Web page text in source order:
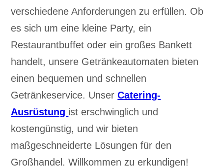
verschiedene Anforderungen zu erfüllen. Ob
es sich um eine kleine Party, ein
Restaurantbuffet oder ein großes Bankett
handelt, unsere Getränkeautomaten bieten
einen bequemen und schnellen
Getränkeservice. UnserCatering-
Ausrüstung ist erschwinglich und
kostengünstig, und wir bieten
maßgeschneiderte Lösungen für den
Großhandel. Willkommen zu erkundigen!